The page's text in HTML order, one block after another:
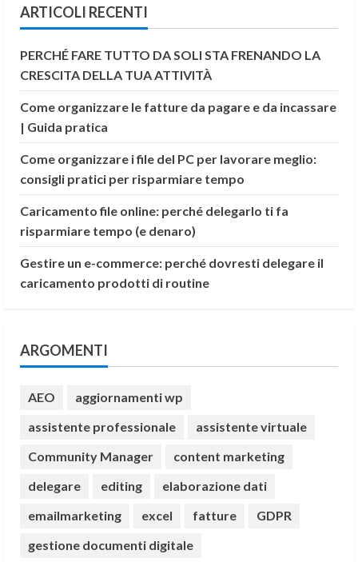
ARTICOLI RECENTI
PERCHÉ FARE TUTTO DA SOLI STA FRENANDO LA
CRESCITA DELLA TUA ATTIVITÀ
Come organizzare le fatture da pagare e da incassare
| Guida pratica
Come organizzare i file del PC per lavorare meglio:
consigli pratici per risparmiare tempo
Caricamento file online: perché delegarlo ti fa
risparmiare tempo (e denaro)
Gestire un e-commerce: perché dovresti delegare il
caricamento prodotti di routine
ARGOMENTI
AEO
aggiornamenti wp
assistente professionale
assistente virtuale
Community Manager
content marketing
delegare
editing
elaborazione dati
emailmarketing
excel fatture
GDPR
gestione documenti digitale